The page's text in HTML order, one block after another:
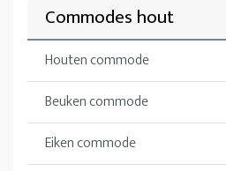
Commodes hout
Houten commode
Beuken commode
Eiken commode